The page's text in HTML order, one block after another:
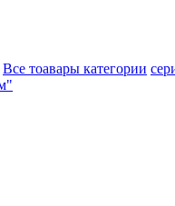
Все тоавары категории